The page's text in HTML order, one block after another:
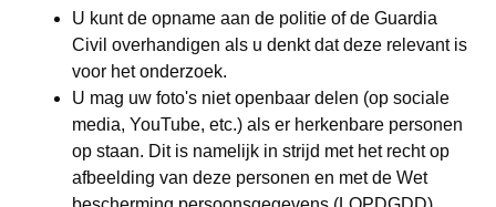
U kunt de opname aan de politie of de Guardia
Civil overhandigen als u denkt dat deze relevant is
voor het onderzoek.
U mag uw foto's niet openbaar delen (op sociale
media, YouTube, etc.) als er herkenbare personen
op staan. Dit is namelijk in strijd met het recht op
afbeelding van deze personen en met de Wet